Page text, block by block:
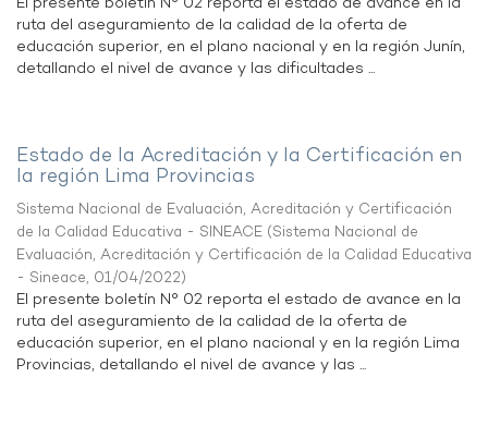
ruta del aseguramiento de la calidad de la oferta de
educación superior, en el plano nacional y en la región Junín,
detallando el nivel de avance y las dificultades ...
Estado de la Acreditación y la Certificación en
la región Lima Provincias
Sistema Nacional de Evaluación, Acreditación y Certificación
de la Calidad Educativa - SINEACE (Sistema Nacional de
Evaluación, Acreditación y Certificación de la Calidad Educativa
- Sineace, 01/04/2022)
El presente boletín N° 02 reporta el estado de avance en la
ruta del aseguramiento de la calidad de la oferta de
educación superior, en el plano nacional y en la región Lima
Provincias, detallando el nivel de avance y las ...